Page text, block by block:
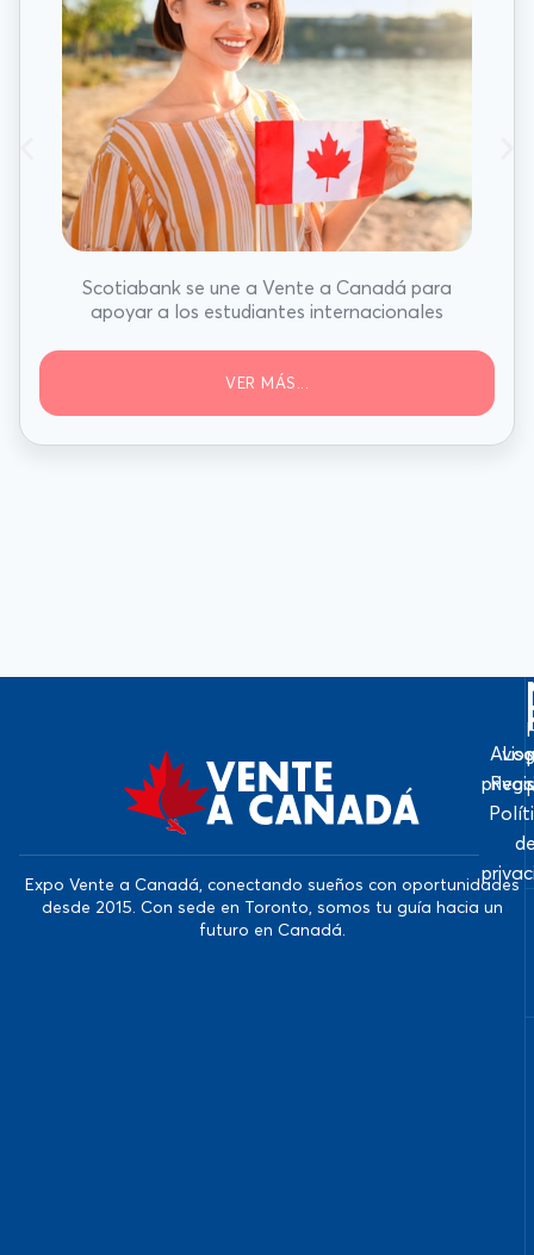
Scotiabank se une a Vente a Canadá para
apoyar a los estudiantes internacionales
VER MÁS...
Expo Vente a Canadá, conectando sueños con oportunidades
desde 2015. Con sede en Toronto, somos tu guía hacia un
futuro en Canadá.